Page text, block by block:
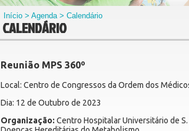
Início >Agenda> Calendário
CALENDÁRIO
Reunião MPS 360º
Local: Centro de Congressos da Ordem dos
Dia: 12 de Outubro de 2023
Organização: Centro Hospitalar Universitário de